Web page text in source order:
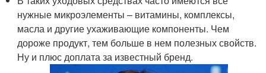
нужные микроэлементы – витамины, комплексы,
масла и другие ухаживающие компоненты. Чем
дороже продукт, тем больше в нем полезных свойств.
Ну и плюс доплата за известный бренд.